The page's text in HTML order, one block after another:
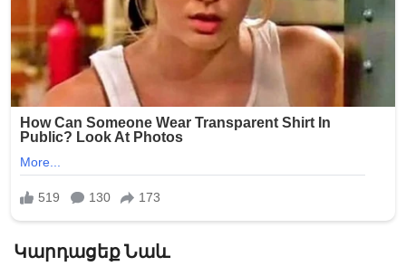
Կարդացեք Նաև